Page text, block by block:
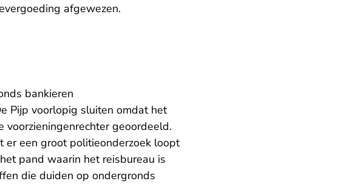
afgewezen.
bankieren
Pijp voorlopig sluiten omdat het
geoordeeld.
een groot politieonderzoek loopt
pand waarin het reisbureau is
die duiden op ondergronds